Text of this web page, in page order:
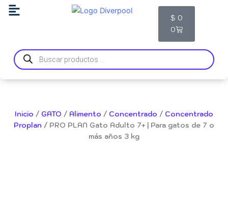
$ 0
0
Carrito
Búsqueda
de
productos
Inicio / GATO / Alimento / Concentrado / Concentrado
Proplan / PRO PLAN Gato Adulto 7+ | Para gatos de 7 o
más años 3 kg